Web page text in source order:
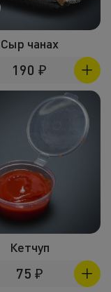
Сыр чанах
190 ₽
Кетчуп
75 ₽